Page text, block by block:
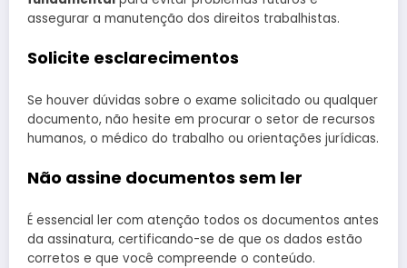
assegurar a manutenção dos direitos trabalhistas.
Solicite esclarecimentos
Se houver dúvidas sobre o exame solicitado ou qualquer
documento, não hesite em procurar o setor de recursos
humanos, o médico do trabalho ou orientações jurídicas.
Não assine documentos sem ler
É essencial ler com atenção todos os documentos antes
da assinatura, certificando-se de que os dados estão
corretos e que você compreende o conteúdo.